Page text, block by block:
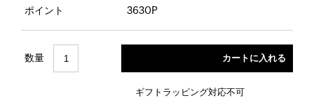
ポイント
3630P
数量
ギフトラッピング対応不可